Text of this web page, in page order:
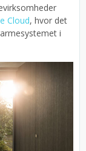
Cloud, hvor det
i